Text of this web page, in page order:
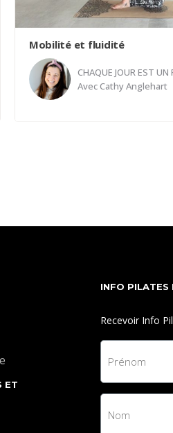
Mobilité et fluidité
CHAQUE JOUR EST UN
AvecCathy Anglehart
vertébrale.
ET
INFO PILATES
Recevoir Info